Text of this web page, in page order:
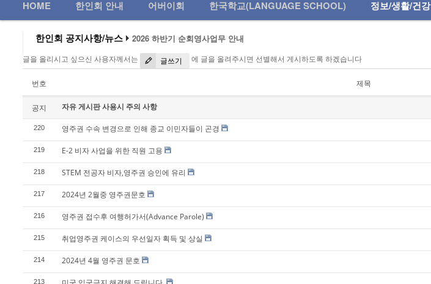
HOME 한인회 안내 어버이회 한국학교(LANGUAGE SCHOOL) 정보/생활/건강
한인회 공지사항/뉴스
2026 하반기 순회영사업무 안내
왕과 사는 남자 앨버커키에서 영화 상영합니다.
알버커키 감리교회 부흥회 조영진 목사님
2026 하반기 순회영사업무 안내
글을 올리시고 싶으신 사용자께서는 글쓰기 에 글을 올려주시면 선별해서 게시하도록 하겠습니다
번호 제목
공지 자유 게시판 사용시 주의 사항
220 영주권 수속 변경으로 인해 종교 이민자들이 곤경
219 E-2 비자 사업을 위한 직원 고용
218 STEM 전공자 비자,영주권 승인에 유리
217 2024년 2월중 영주권문호
216 영주권 접수후 여행허가서(Advance Parole)
215 취업영주권 케이스의 우선일자 획득 및 상실
214 2024년 4월 영주권 문호
213
정보/생활/건강
- 한인회총람(2012)
- 뉴멕시코 한인업소록
- 뉴멕시코골프회
Contacts